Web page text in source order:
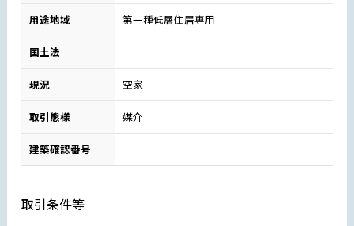
用途地域 第一種低層住居専用
国土法
現況 空家
取引態様 媒介
建築確認番号
取引条件等